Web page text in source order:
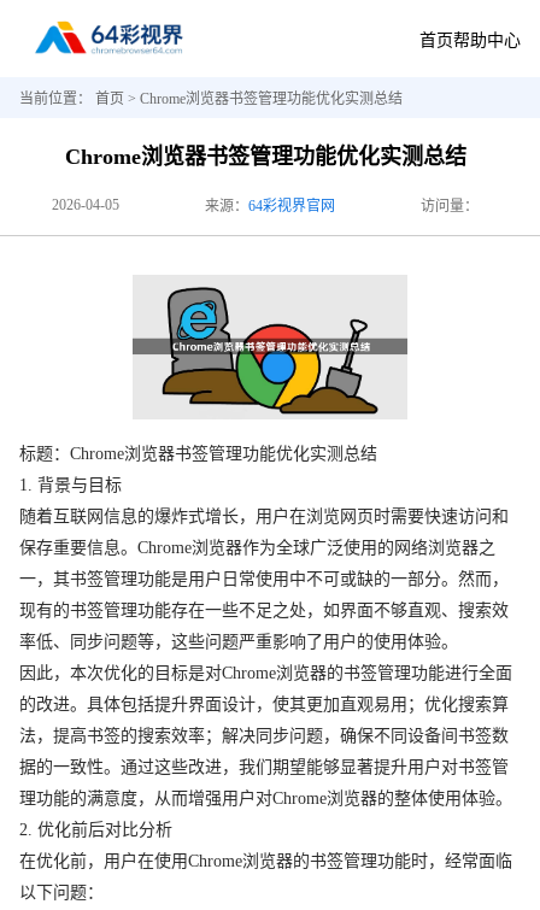
首页帮助中心
当前位置： 首页 > Chrome浏览器书签管理功能优化实测总结
Chrome浏览器书签管理功能优化实测总结
2026-04-05 来源： 64彩视界官网 访问量：
标题：Chrome浏览器书签管理功能优化实测总结
1. 背景与目标
随着互联网信息的爆炸式增长，用户在浏览网页时需要快速访问和
保存重要信息。Chrome浏览器作为全球广泛使用的网络浏览器之
一，其书签管理功能是用户日常使用中不可或缺的一部分。然而，
现有的书签管理功能存在一些不足之处，如界面不够直观、搜索效
率低、同步问题等，这些问题严重影响了用户的使用体验。
因此，本次优化的目标是对Chrome浏览器的书签管理功能进行全面
的改进。具体包括提升界面设计，使其更加直观易用；优化搜索算
法，提高书签的搜索效率；解决同步问题，确保不同设备间书签数
据的一致性。通过这些改进，我们期望能够显著提升用户对书签管
理功能的满意度，从而增强用户对Chrome浏览器的整体使用体验。
2. 优化前后对比分析
在优化前，用户在使用Chrome浏览器的书签管理功能时，经常面临
以下问题：